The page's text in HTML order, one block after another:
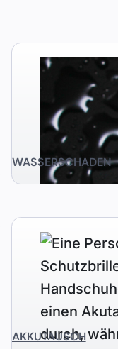
WASSERSCHADEN
AKKUTAUSCH